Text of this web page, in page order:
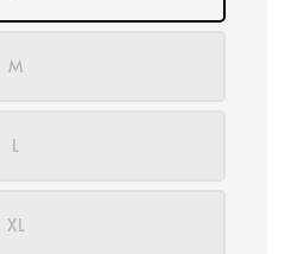
M
L
XL